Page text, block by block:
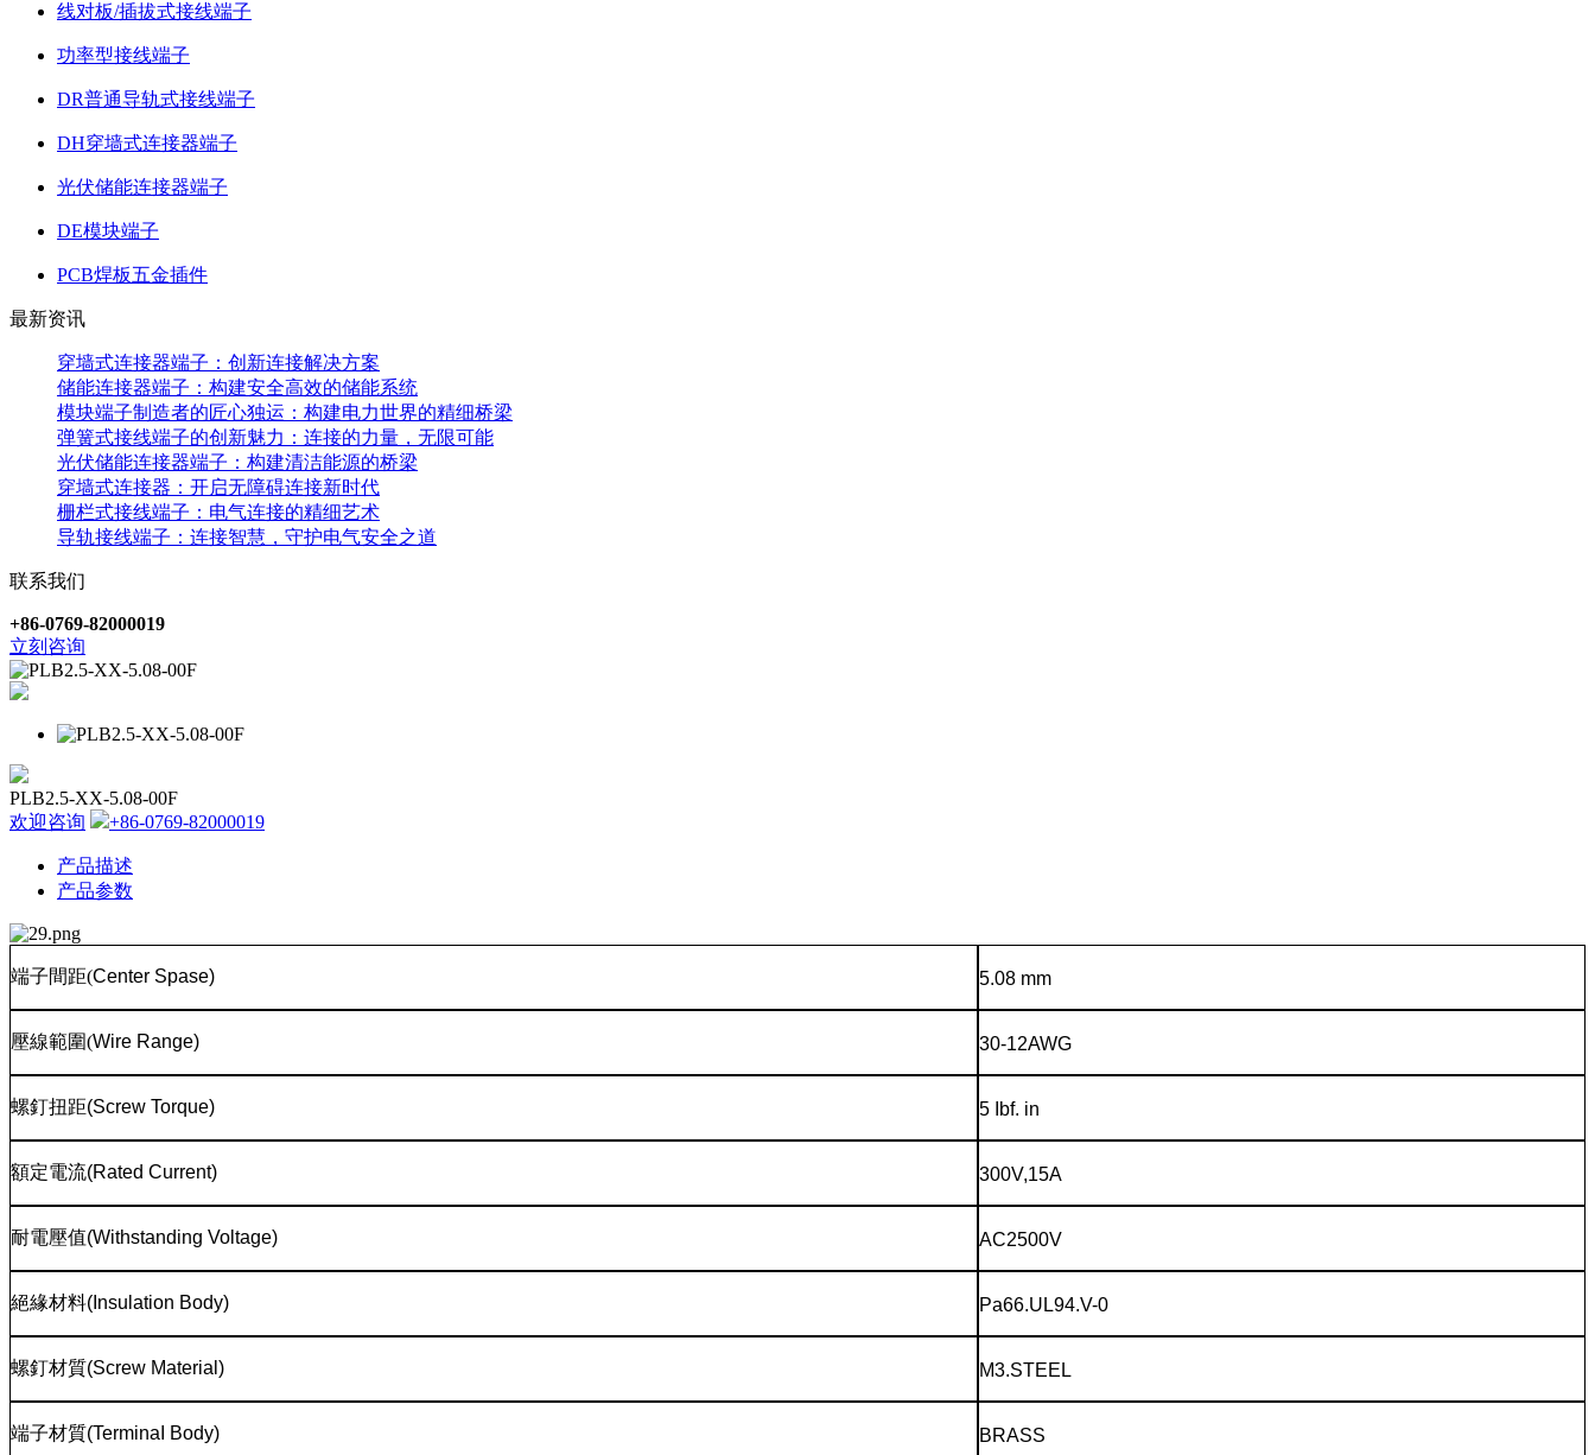
线对板/插拔式接线端子
功率型接线端子
DR普通导轨式接线端子
DH穿墙式连接器端子
光伏储能连接器端子
DE模块端子
PCB焊板五金插件
最新资讯
穿墙式连接器端子：创新连接解决方案
储能连接器端子：构建安全高效的储能系统
模块端子制造者的匠心独运：构建电力世界的精细桥梁
弹簧式接线端子的创新魅力：连接的力量，无限可能
光伏储能连接器端子：构建清洁能源的桥梁
穿墙式连接器：开启无障碍连接新时代
栅栏式接线端子：电气连接的精细艺术
导轨接线端子：连接智慧，守护电气安全之道
联系我们
+86-0769-82000019
立刻咨询
PLB2.5-XX-5.08-00F
欢迎咨询
+86-0769-82000019
产品描述
产品参数
端子間距(Center Spase) 5.08 mm
壓線範圍(Wire Range) 30-12AWG
螺釘扭距(Screw Torque) 5 Ibf. in
額定電流(Rated Current) 300V,15A
耐電壓值(Withstanding Voltage) AC2500V
絕緣材料(Insulation Body) Pa66.UL94.V-0
螺釘材質(Screw Material) M3.STEEL
端子材質(TerminaI Body) BRASS